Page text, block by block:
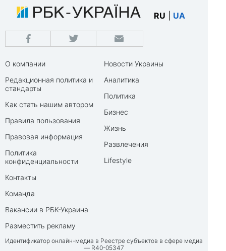
RU UA
О компании
Редакционная политика и
стандарты
Как стать нашим автором
Правила пользования
Правовая информация
Политика
конфиденциальности
Контакты
Команда
Вакансии в РБК-Украина
Разместить рекламу
Новости Украины
Аналитика
Политика
Бизнес
Жизнь
Развлечения
Lifestyle
Идентификатор онлайн-медиа в Реестре субъектов в сфере медиа
— R40-05347